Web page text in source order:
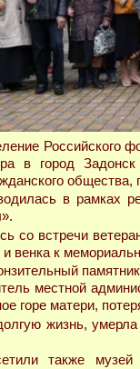
Российского
в город
в рамках
со встречи
и венка к
местной
горе матери,
жизнь,
также